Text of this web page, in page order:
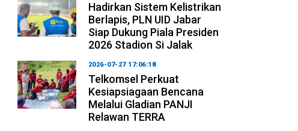
Hadirkan Sistem Kelistrikan
Berlapis, PLN UID Jabar
Siap Dukung Piala Presiden
2026 Stadion Si Jalak
2026-07-27 17:06:18
Telkomsel Perkuat
Kesiapsiagaan Bencana
Melalui Gladian PANJI
Relawan TERRA